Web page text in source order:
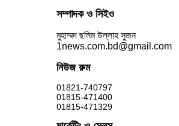
সম্পাদক ও সিইও
মুহাম্মদ ছলিম উল্লাহ সুজন
1news.com.bd@gmail.com
নিউজ রুম
01821-740797
01815-471400
01815-471329